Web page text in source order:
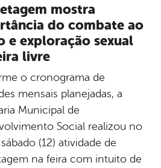
mostra
do combate ao
e exploração sexual
livre
o cronograma de
mensais planejadas, a
Municipal de
Social realizou no
(12) atividade de
na feira com intuito de